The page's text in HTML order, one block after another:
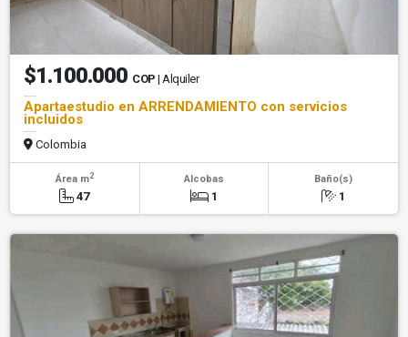
$1.100.000 COP | Alquiler
Apartaestudio en ARRENDAMIENTO con servicios
incluidos
Colombia
Área m2
47
Alcobas
1
Baño(s)
1